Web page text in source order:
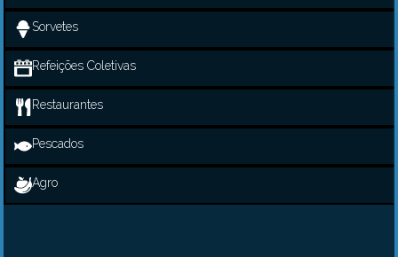
Sorvetes
Refeições Coletivas
Restaurantes
Pescados
Agro